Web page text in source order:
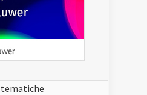
tematiche